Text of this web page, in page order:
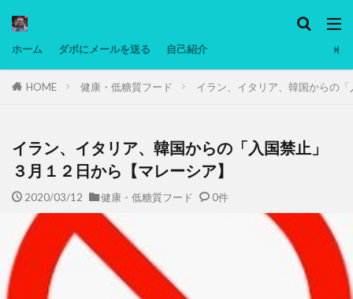
ホーム ダボにメールを送る 自己紹介
HOME 健康・低糖質フード イラン、イタリア、韓国からの
イラン、イタリア、韓国からの「入国禁止」
３月１２日から【マレーシア】
2020/03/12 健康・低糖質フード 0件
タグ
マレーシア動画
ヨーグルト
低温調理・スロークッカー
低糖質ダイエット
備忘録
動画 日本人村社会